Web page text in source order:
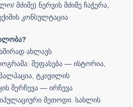
მძიმე) ნერვის მძიმე ჩაჭერა,
კონსულტაცია
ახლავს
შეფასება — ისტორია,
ტკივილის
შერჩევა — ირჩევა
მეთოდი. სახლის